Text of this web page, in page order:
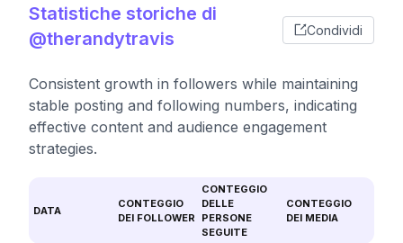
Statistiche storiche di
@therandytravis
Condividi
Consistent growth in followers while maintaining
stable posting and following numbers, indicating
effective content and audience engagement
strategies.
DATA
CONTEGGIO
DEI FOLLOWER
CONTEGGIO
DELLE
PERSONE
SEGUITE
CONTEGGIO
DEI MEDIA